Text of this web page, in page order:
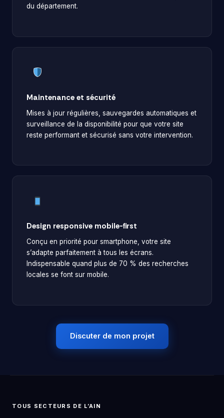
du département.
Maintenance et sécurité
Mises à jour régulières, sauvegardes automatiques et
surveillance de la disponibilité pour que votre site
reste performant et sécurisé sans votre intervention.
Design responsive mobile-first
Conçu en priorité pour smartphone, votre site
s’adapte parfaitement à tous les écrans.
Indispensable quand plus de 70 % des recherches
locales se font sur mobile.
Discuter de mon projet
TOUS SECTEURS DE L’AIN